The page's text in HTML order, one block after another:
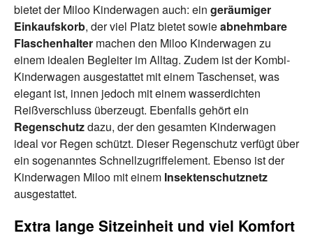
bietet der Miloo Kinderwagen auch: ein geräumiger
Einkaufskorb, der viel Platz bietet sowieabnehmbare
Flaschenhalter machen den Miloo Kinderwagen zu
einem idealen Begleiter im Alltag. Zudem ist der Kombi-
Kinderwagen ausgestattet mit einem Taschenset, was
elegant ist, innen jedoch mit einem wasserdichten
Reißverschluss überzeugt. Ebenfalls gehört ein
Regenschutzdazu, der den gesamten Kinderwagen
ideal vor Regen schützt. Dieser Regenschutz verfügt über
ein sogenanntes Schnellzugriffelement. Ebenso ist der
Kinderwagen Miloo mit einem Insektenschutznetz
ausgestattet.
Extra lange Sitzeinheit und viel Komfort